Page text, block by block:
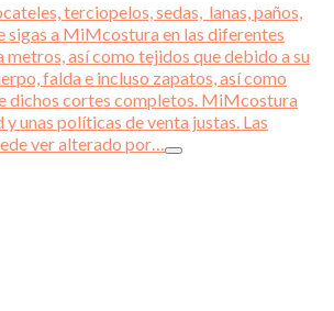
terciopelos, sedas, lanas, paños,
sigas a MiMcostura en las diferentes
metros, así como tejidos que debido a su
falda e incluso zapatos, así como
dichos cortes completos. MiMcostura
unas políticas de venta justas. Las
ver alterado por…